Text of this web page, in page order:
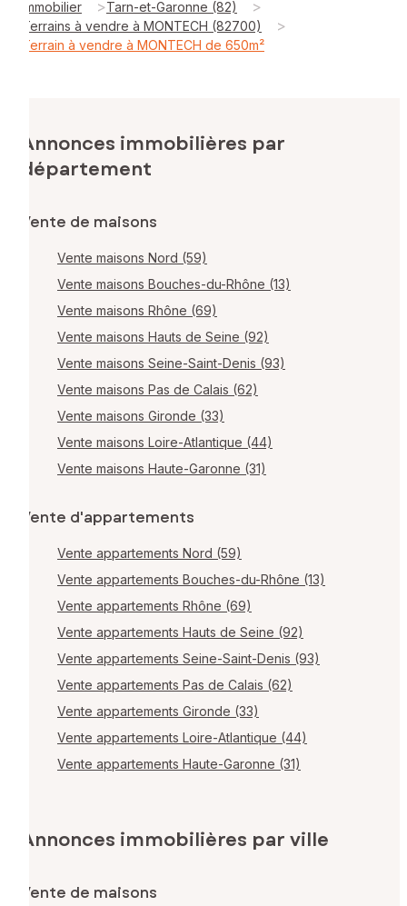
Immobilier >Tarn-et-Garonne (82) >
Terrains à vendre à MONTECH (82700) >
Terrain à vendre à MONTECH de 650m²
Annonces immobilières par
département
Vente de maisons
Vente maisons Nord (59)
Vente maisons Bouches-du-Rhône (13)
Vente maisons Rhône (69)
Vente maisons Hauts de Seine (92)
Vente maisons Seine-Saint-Denis (93)
Vente maisons Pas de Calais (62)
Vente maisons Gironde (33)
Vente maisons Loire-Atlantique (44)
Vente maisons Haute-Garonne (31)
Vente d'appartements
Vente appartements Nord (59)
Vente appartements Bouches-du-Rhône (13)
Vente appartements Rhône (69)
Vente appartements Hauts de Seine (92)
Vente appartements Seine-Saint-Denis (93)
Vente appartements Pas de Calais (62)
Vente appartements Gironde (33)
Vente appartements Loire-Atlantique (44)
Vente appartements Haute-Garonne (31)
Annonces immobilières par ville
Vente de maisons